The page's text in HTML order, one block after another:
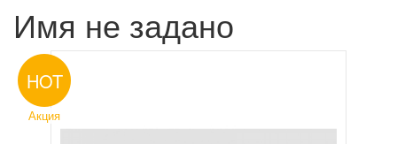
Имя не задано
HOT
Акция